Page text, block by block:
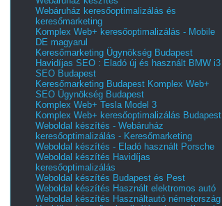
Webáruház keresőoptimalizálás és
keresőmarketing
Komplex Web+ keresőoptimalizálás - Mobile
DE magyarul
Keresőmarketing Ügynökség Budapest
Havidíjas SEO : Eladó új és használt BMW i3
SEO Budapest
Keresőmarketing Budapest Komplex Web+
SEO Ügynökség Budapest
Komplex Web+ Tesla Model 3
Komplex Web+ keresőoptimalizálás Budapest
Weboldal készítés - Webáruház
keresőoptimalizálás - Keresőmarketing
Weboldal készítés - Eladó használt Porsche
Weboldal készítés Havidíjas
keresőoptimalizálás
Weboldal készítés Budapest és Pest
Weboldal készítés Használt elektromos autó
Weboldal készítés Használtautó németország